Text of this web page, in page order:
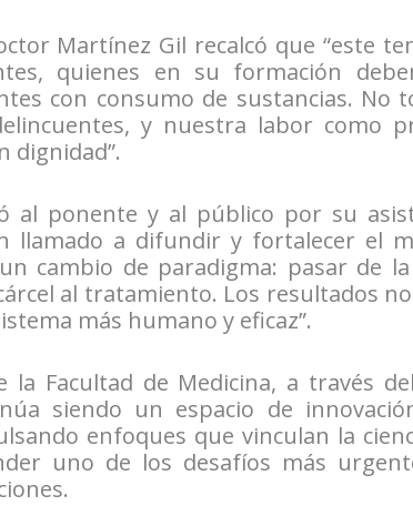
Martínez Gil recalcó que “este
quienes en su formación
con consumo de sustancias. No
y nuestra labor como
dignidad”.
al ponente y al público por su
llamado a difundir y fortalecer el
cambio de paradigma: pasar de
al tratamiento. Los resultados
más humano y eficaz”.
la Facultad de Medicina, a través
siendo un espacio de
enfoques que vinculan la
uno de los desafíos más